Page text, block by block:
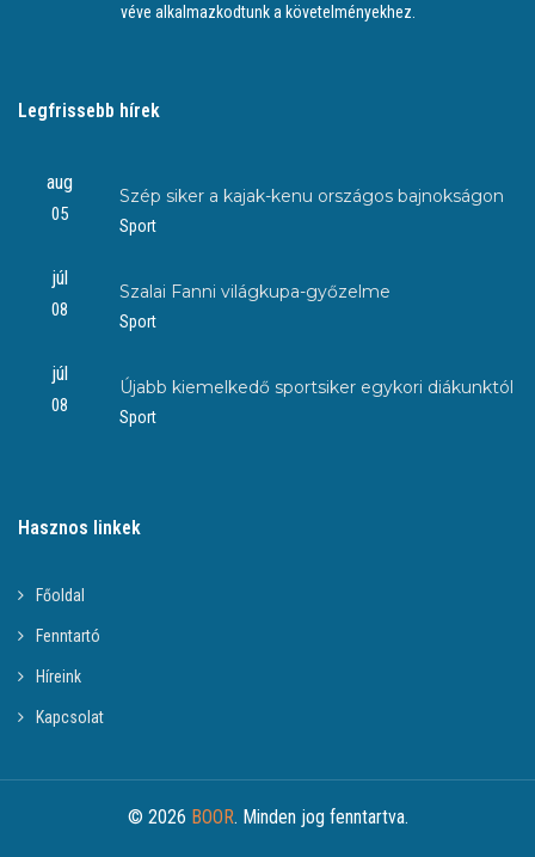
véve alkalmazkodtunk a követelményekhez.
Legfrissebb hírek
aug
05
Szép siker a kajak-kenu országos bajnokságon
Sport
júl
08
Szalai Fanni világkupa-győzelme
Sport
júl
08
Újabb kiemelkedő sportsiker egykori diákunktól
Sport
Hasznos linkek
Főoldal
Fenntartó
Híreink
Kapcsolat
© 2026 BOOR. Minden jog fenntartva.